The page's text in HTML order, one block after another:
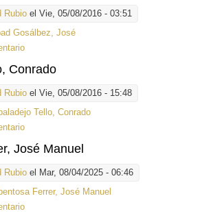
Rubio el Vie, 05/08/2016 - 03:51
Gosálbez, José
Conrado
Rubio el Vie, 05/08/2016 - 15:48
Tello, Conrado
José Manuel
Rubio el Mar, 08/04/2025 - 06:46
Ferrer, José Manuel